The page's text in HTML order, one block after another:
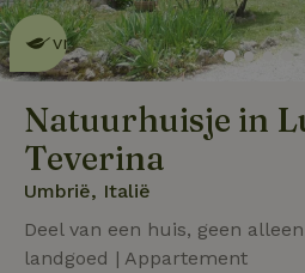
Dit natuurhuisje is eco-
vriendelijklees meer
Natuurhuisje in
Teverina
Umbrië, Italië
Deel van een huis, geen
landgoed | Appartement